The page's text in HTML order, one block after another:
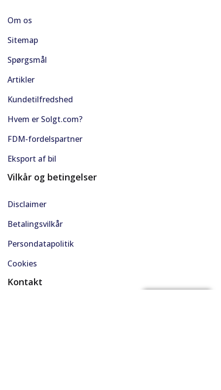
Om os
Sitemap
Spørgsmål
Artikler
Kundetilfredshed
Hvem er Solgt.com?
FDM-fordelspartner
Eksport af bil
Vilkår og betingelser
Disclaimer
Betalingsvilkår
Persondatapolitik
Cookies
Kontakt